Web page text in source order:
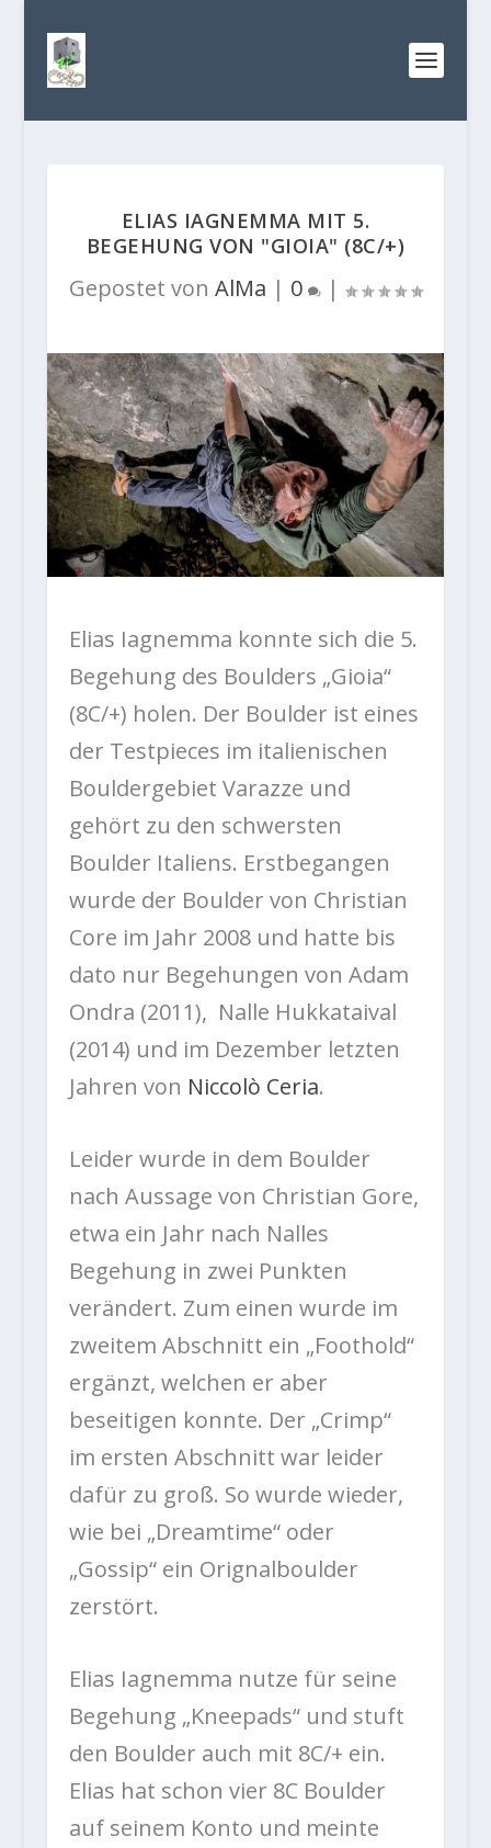
ELIAS IAGNEMMA MIT 5.
BEGEHUNG VON "GIOIA" (8C/+)
Gepostet von AlMa | 0 |
Elias Iagnemma konnte sich die 5.
Begehung des Boulders „Gioia“
(8C/+) holen. Der Boulder ist eines
der Testpieces im italienischen
Bouldergebiet Varazze und
gehört zu den schwersten
Boulder Italiens. Erstbegangen
wurde der Boulder von Christian
Core im Jahr 2008 und hatte bis
dato nur Begehungen von Adam
Ondra (2011), Nalle Hukkataival
(2014) und im Dezember letzten
Jahren von Niccolò Ceria.
Leider wurde in dem Boulder
nach Aussage von Christian Gore,
etwa ein Jahr nach Nalles
Begehung in zwei Punkten
verändert. Zum einen wurde im
zweitem Abschnitt ein „Foothold“
ergänzt, welchen er aber
beseitigen konnte. Der „Crimp“
im ersten Abschnitt war leider
dafür zu groß. So wurde wieder,
wie bei „Dreamtime“ oder
„Gossip“ ein Orignalboulder
zerstört.
Elias Iagnemma nutze für seine
Begehung „Kneepads“ und stuft
den Boulder auch mit 8C/+ ein.
Elias hat schon vier 8C Boulder
auf seinem Konto und meinte